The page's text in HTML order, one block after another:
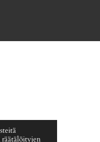
räätälöityjen